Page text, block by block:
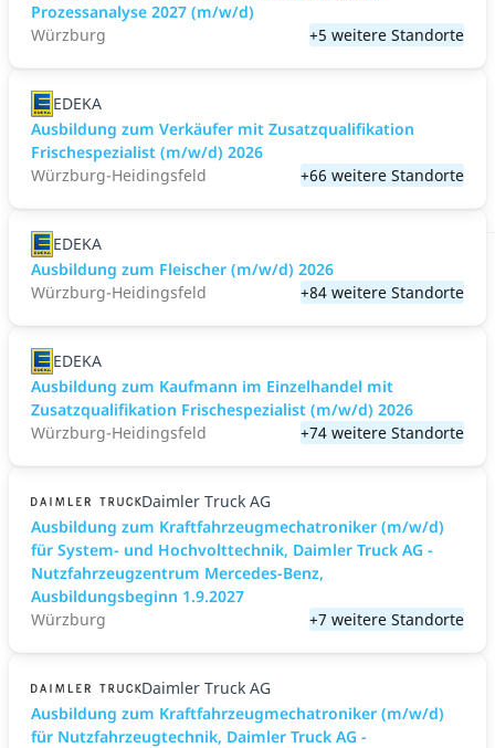
Prozessanalyse 2027 (m/w/d)
Würzburg
+5 weitere Standorte
EDEKA
Ausbildung zum Verkäufer mit Zusatzqualifikation
Frischespezialist (m/w/d) 2026
Würzburg-Heidingsfeld
+66 weitere Standorte
EDEKA
Ausbildung zum Fleischer (m/w/d) 2026
Würzburg-Heidingsfeld
+84 weitere Standorte
EDEKA
Ausbildung zum Kaufmann im Einzelhandel mit
Zusatzqualifikation Frischespezialist (m/w/d) 2026
Würzburg-Heidingsfeld
+74 weitere Standorte
Daimler Truck AG
Ausbildung zum Kraftfahrzeugmechatroniker (m/w/d)
für System- und Hochvolttechnik, Daimler Truck AG -
Nutzfahrzeugzentrum Mercedes-Benz,
Ausbildungsbeginn 1.9.2027
Würzburg
+7 weitere Standorte
Daimler Truck AG
Ausbildung zum Kraftfahrzeugmechatroniker (m/w/d)
für Nutzfahrzeugtechnik, Daimler Truck AG -